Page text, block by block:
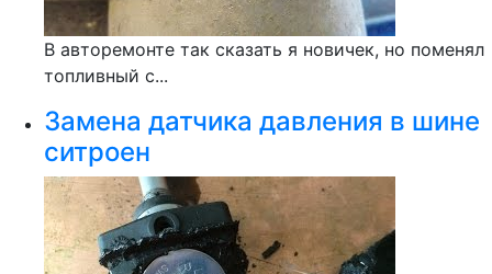
В авторемонте так сказать я новичек, но поменял
топливный с...
Замена датчика давления в шине
ситроен